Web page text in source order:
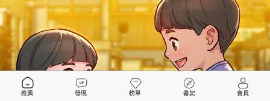
推薦 發現 榜單 書架 會員